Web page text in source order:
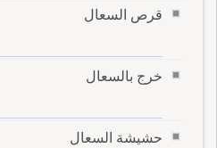
قرص السعال
خرج بالسعال
حشيشة السعال